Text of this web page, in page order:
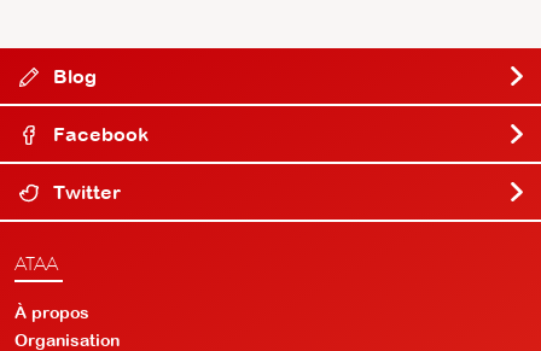
Blog
Facebook
Twitter
ATAA
À propos
Organisation